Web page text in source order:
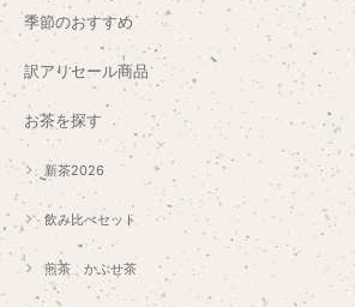
季節のおすすめ
訳アリセール商品
お茶を探す
新茶2026
飲み比べセット
煎茶 かぶせ茶